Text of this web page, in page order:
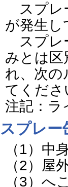
スプレ
が発生し
スプレ
みとは区
れ、次の
てくださ
注記：ラ
スプレー
（1）中
（2）屋
（3）へ